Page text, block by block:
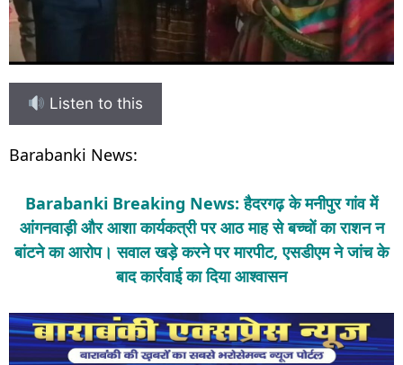
Listen to this
Barabanki News:
Barabanki Breaking News: हैदरगढ़ के मनीपुर गांव में
आंगनवाड़ी और आशा कार्यकत्री पर आठ माह से बच्चों का राशन न
बांटने का आरोप। सवाल खड़े करने पर मारपीट, एसडीएम ने जांच के
बाद कार्रवाई का दिया आश्वासन